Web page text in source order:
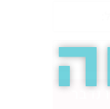
נדבר